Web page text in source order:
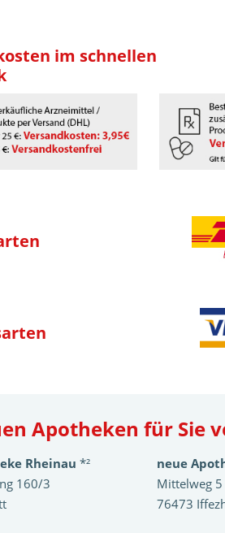
im schnellen
Apotheken für Sie
Rheinau *²
160/3
neue
Mittelweg 5
76473